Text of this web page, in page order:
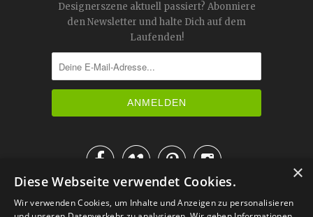
Designerszene aktuell passiert? Abonniere
den Newsletter und halte Dich auf dem
Laufenden!

IM KATALOG BLÄTTERN
×
Diese Webseite verwendet Cookies.
Wir verwenden Cookies, um Inhalte und Anzeigen zu personalisieren